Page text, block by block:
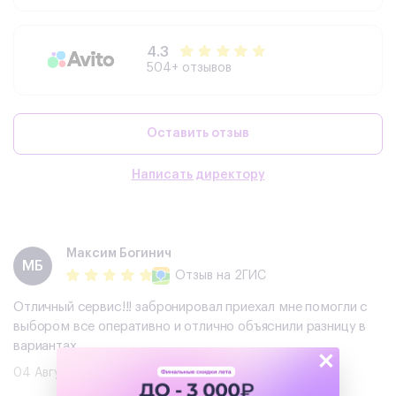
4.3
504+ отзывов
Оставить отзыв
Написать директору
МБ
Максим Богинич
Отзыв на 2ГИС
Отличный сервис!!! забронировал приехал мне помогли с
выбором все оперативно и отлично объяснили разницу в
вариантах
04 Августа 2026 ×